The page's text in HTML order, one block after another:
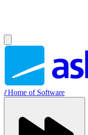
//Home of Software